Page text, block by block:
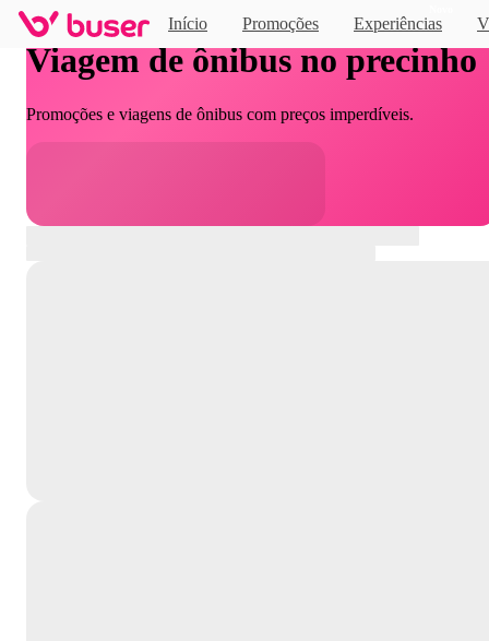
Início Promoções Experiências
Viagem de ônibus no precinho
Promoções e viagens de ônibus com preços imperdíveis.